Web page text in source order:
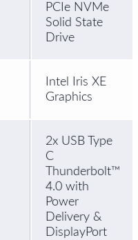
PCIe NVMe
Solid State
Drive
Intel Iris XE
Graphics
2x USB Type
C
Thunderbolt™
4.0 with
Power
Delivery &
DisplayPort